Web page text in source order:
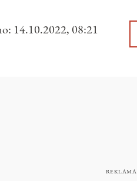
14.10.2022, 08:21